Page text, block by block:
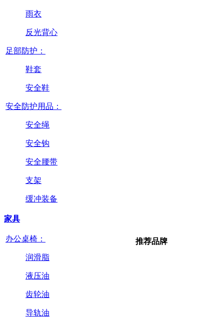
雨衣
反光背心
足部防护：
鞋套
安全鞋
安全防护用品：
安全绳
安全钩
安全腰带
支架
缓冲装备
家具
办公桌椅：
润滑脂
液压油
齿轮油
导轨油
推荐品牌